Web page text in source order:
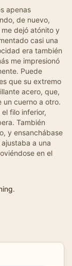
apenas
de nuevo,
dejó atónito y
casi una
era también
me impresionó
Puede
que su extremo
acero, que,
un cuerno a otro.
filo inferior,
También
y ensanchábase
a una
en el
.